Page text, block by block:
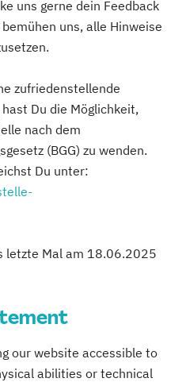
uns gerne dein Feedback
bemühen uns, alle Hinweise
zufriedenstellende
Du die Möglichkeit,
nach dem
(BGG) zu wenden.
Du unter:
letzte Mal am 18.06.2025
our website accessible to
abilities or technical